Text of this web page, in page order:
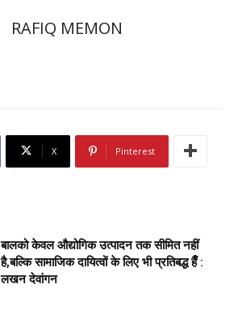
RAFIQ MEMON
X Pinterest
बालको केवल औद्योगिक उत्पादन तक सीमित नहीं
है,बल्कि सामाजिक दायित्वों के लिए भी प्रतिबद्ध हैँ :
लखन देवांगन